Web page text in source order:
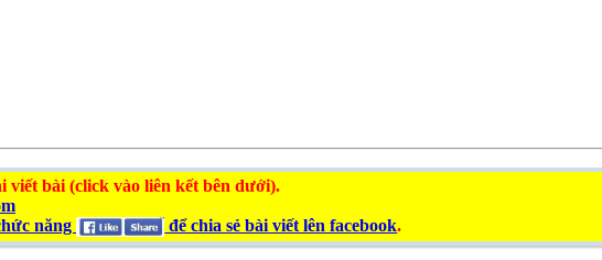
bài (click vào liên kết bên dưới).
năng để chia sẻ bài viết lên facebook.